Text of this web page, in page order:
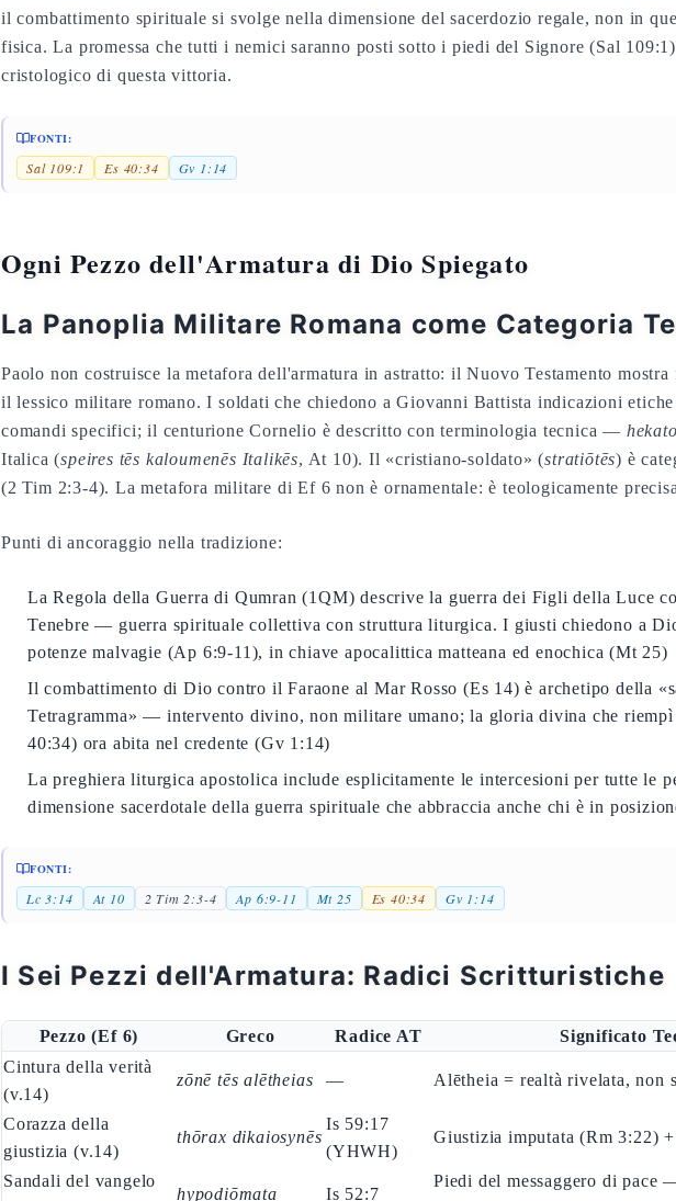
il combattimento spirituale si svolge nella dimensione del sacerdozio regale, non in
fisica. La promessa che tutti i nemici saranno posti sotto i piedi del Signore (Sal
cristologico di questa vittoria.
FONTI:
Sal 109:1 Es 40:34 Gv 1:14
Ogni Pezzo dell'Armatura di Dio Spiegato
La Panoplia Militare Romana come Categoria
Paolo non costruisce la metafora dell'armatura in astratto: il Nuovo Testamento
il lessico militare romano. I soldati che chiedono a Giovanni Battista indicazioni
comandi specifici; il centurione Cornelio è descritto con terminologia tecnica —
Italica (speires tēs kaloumenēs Italikēs, At 10). Il «cristiano-soldato» (stratiōtēs) è
(2 Tim 2:3-4). La metafora militare di Ef 6 non è ornamentale: è teologicamente
Punti di ancoraggio nella tradizione:
La Regola della Guerra di Qumran (1QM) descrive la guerra dei Figli della Luce
Tenebre — guerra spirituale collettiva con struttura liturgica. I giusti chiedono a
potenze malvagie (Ap 6:9-11), in chiave apocalittica matteana ed enochica (Mt 25)
Il combattimento di Dio contro il Faraone al Mar Rosso (Es 14) è archetipo della
Tetragramma» — intervento divino, non militare umano; la gloria divina che
40:34) ora abita nel credente (Gv 1:14)
La preghiera liturgica apostolica include esplicitamente le intercesioni per tutte le
dimensione sacerdotale della guerra spirituale che abbraccia anche chi è in
FONTI:
Lc 3:14 At 10 2 Tim 2:3-4 Ap 6:9-11 Mt 25 Es 40:34 Gv 1:14
I Sei Pezzi dell'Armatura: Radici Scritturistiche
Pezzo (Ef 6) Greco Radice AT
Significato
Cintura della verità
(v.14)
zōnē tēs alētheias — Alētheia = realtà rivelata, non
Corazza della
giustizia (v.14)
thōrax dikaiosynēs
Is 59:17
(YHWH)
Giustizia imputata (Rm 3:22)
Sandali del vangelo
hypodiōmata Is 52:7
Piedi del messaggero di pace